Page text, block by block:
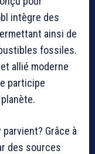
intègre des
ainsi de
fossiles.
allié moderne
participe
Grâce à
des sources